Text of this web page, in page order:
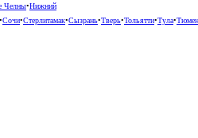
Челны•Нижний
•Сочи•Стерлитамак•Сызрань•Тверь•Тольятти•Тула•